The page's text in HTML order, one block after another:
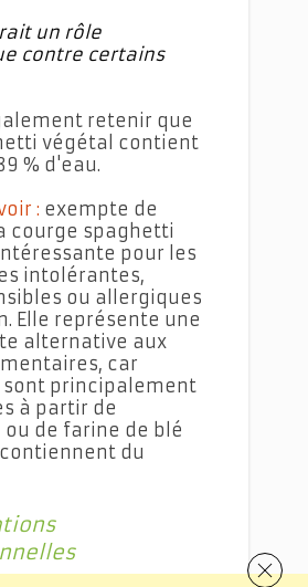
un rôle
contre certains
retenir que
végétal contient
% d'eau.
: exempte de
courge spaghetti
pour les
intolérantes,
ou allergiques
Elle représente une
alternative aux
car
principalement
à partir de
de farine de blé
du